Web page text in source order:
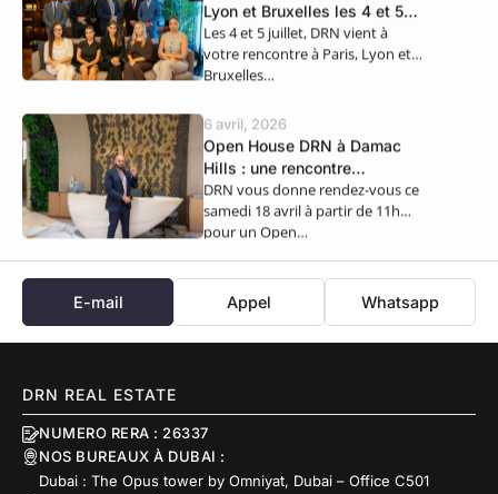
Lyon et Bruxelles les 4 et 5
juillet
Les 4 et 5 juillet, DRN vient à
votre rencontre à Paris, Lyon et
Bruxelles…
6 avril, 2026
Open House DRN à Damac
Hills : une rencontre
exclusive ce samedi 18 avril
DRN vous donne rendez-vous ce
samedi 18 avril à partir de 11h
pour un Open…
E-mail Appel Whatsapp
DRN REAL ESTATE
NUMERO RERA : 26337
NOS BUREAUX À DUBAI :
Dubai : The Opus tower by Omniyat, Dubai – Office C501